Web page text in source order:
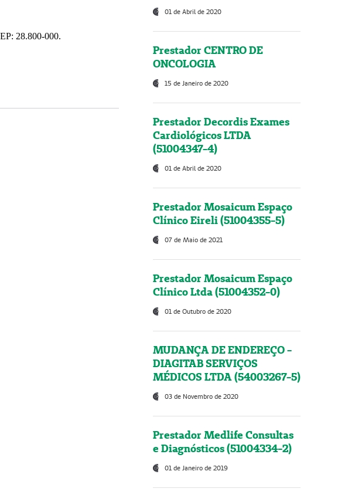
28.800-000.
01 de Abril de 2020
Prestador CENTRO DE
ONCOLOGIA
15 de Janeiro de 2020
Prestador Decordis Exames
Cardiológicos LTDA
(51004347-4)
01 de Abril de 2020
Prestador Mosaicum Espaço
Clínico Eireli (51004355-5)
07 de Maio de 2021
Prestador Mosaicum Espaço
Clínico Ltda (51004352-0)
01 de Outubro de 2020
MUDANÇA DE ENDEREÇO -
DIAGITAB SERVIÇOS
MÉDICOS LTDA (54003267-5)
03 de Novembro de 2020
Prestador Medlife Consultas
e Diagnósticos (51004334-2)
01 de Janeiro de 2019